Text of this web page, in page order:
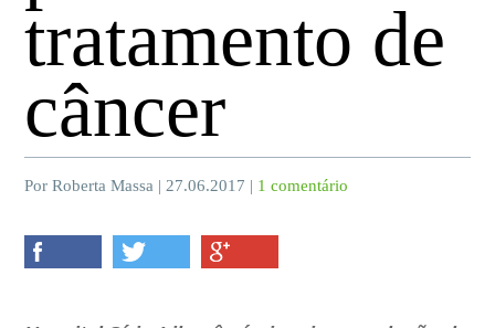
tratamento de
câncer
Por Roberta Massa | 27.06.2017 | 1 comentário